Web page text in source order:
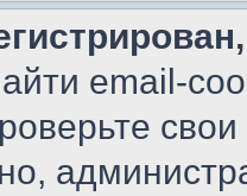
email-